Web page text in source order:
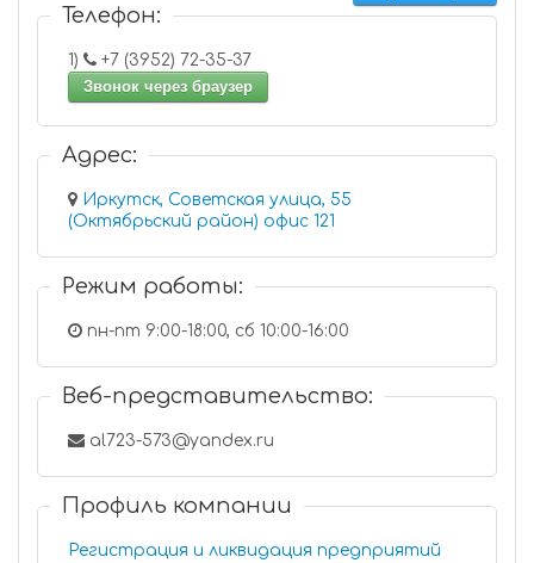
Телефон:
1)
+7 (3952) 72-35-37
Звонок через браузер
Адрес:
Иркутск, Советская улица, 55
(Октябрьский район) офис 121
Режим работы:
пн-пт 9:00-18:00, сб 10:00-16:00
Веб-представительство:
al723-573@yandex.ru
Профиль компании
Регистрация и ликвидация предприятий